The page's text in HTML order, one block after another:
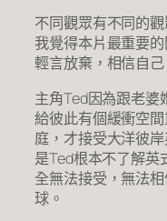
不同觀眾有不同的
我覺得本片最重要
輕言放棄，相信自
主角Ted因為跟老婆
給彼此有個緩衝空
庭，才接受大洋彼
是Ted根本不了解英
全無法接受，無法
球。